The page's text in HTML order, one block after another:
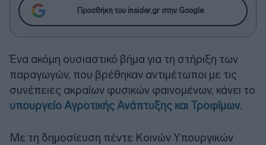
Προσθήκη του insider.gr στην Google
Ένα ακόμη ουσιαστικό βήμα για τη στήριξη των
παραγωγών, που βρέθηκαν αντιμέτωποι με τις
συνέπειες ακραίων φυσικών φαινομένων, κάνει το
υπουργείο Αγροτικής Ανάπτυξης και Τροφίμων.
Με τη δημοσίευση πέντε Κοινών Υπουργικών